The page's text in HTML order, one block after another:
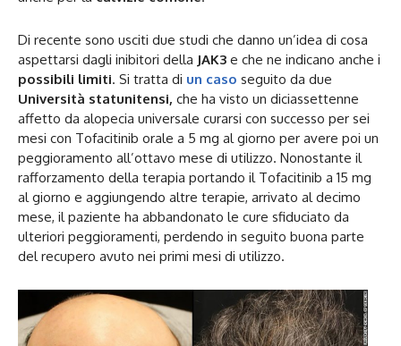
Di recente sono usciti due studi che danno un’idea di cosa
aspettarsi dagli inibitori della JAK3 e che ne indicano anche i
possibili limiti. Si tratta di un caso seguito da due
Università statunitensi, che ha visto un diciassettenne
affetto da alopecia universale curarsi con successo per sei
mesi con Tofacitinib orale a 5 mg al giorno per avere poi un
peggioramento all’ottavo mese di utilizzo. Nonostante il
rafforzamento della terapia portando il Tofacitinib a 15 mg
al giorno e aggiungendo altre terapie, arrivato al decimo
mese, il paziente ha abbandonato le cure sfiduciato da
ulteriori peggioramenti, perdendo in seguito buona parte
del recupero avuto nei primi mesi di utilizzo.